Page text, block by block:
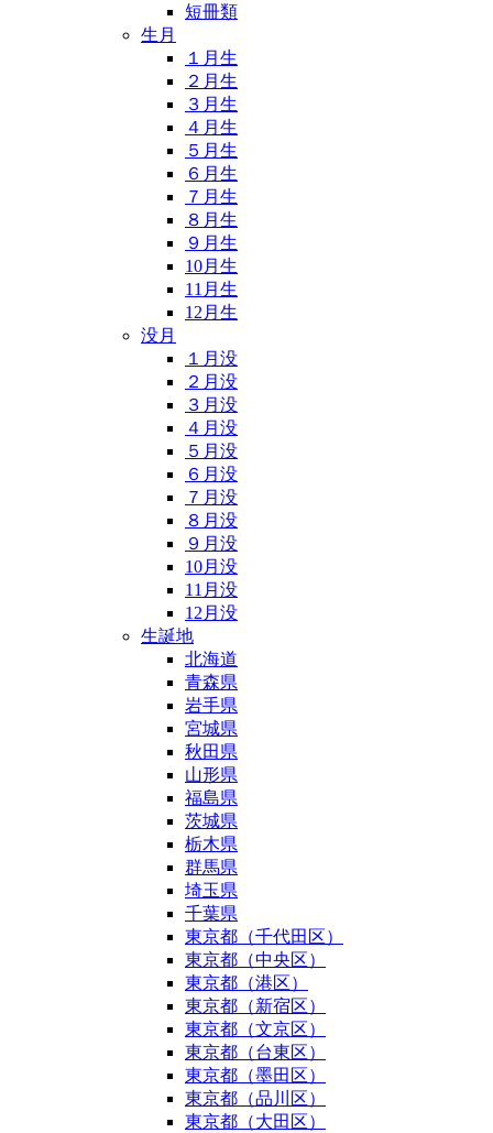
短冊類
生月
１月生
２月生
３月生
４月生
５月生
６月生
７月生
８月生
９月生
10月生
11月生
12月生
没月
１月没
２月没
３月没
４月没
５月没
６月没
７月没
８月没
９月没
10月没
11月没
12月没
生誕地
北海道
青森県
岩手県
宮城県
秋田県
山形県
福島県
茨城県
栃木県
群馬県
埼玉県
千葉県
東京都（千代田区）
東京都（中央区）
東京都（港区）
東京都（新宿区）
東京都（文京区）
東京都（台東区）
東京都（墨田区）
東京都（品川区）
東京都（大田区）